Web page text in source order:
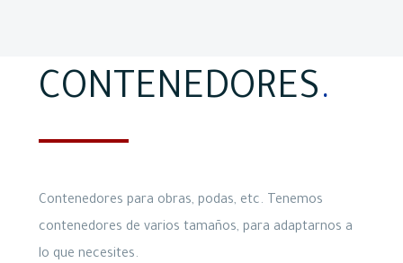
CONTENEDORES.
Contenedores para obras, podas, etc. Tenemos
contenedores de varios tamaños, para adaptarnos a
lo que necesites.